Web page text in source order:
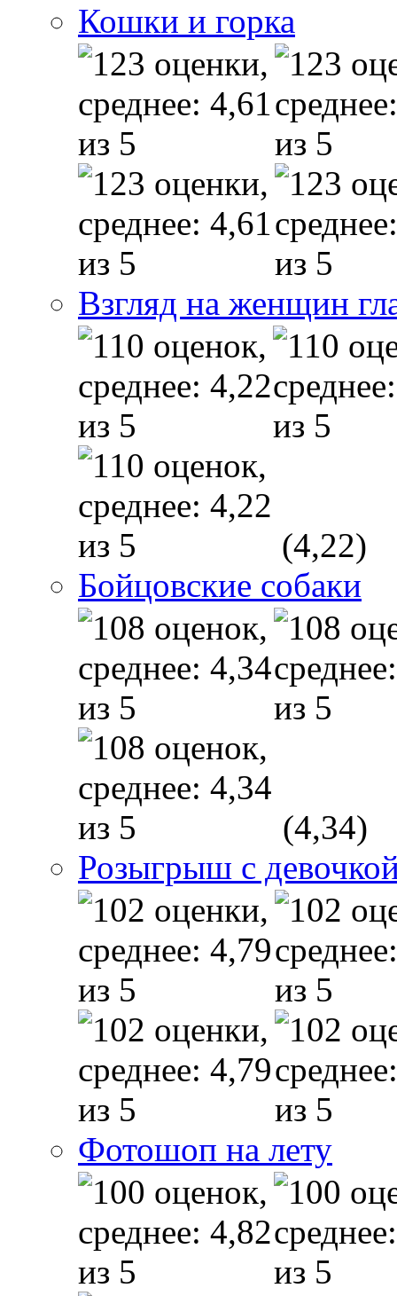
Кошки и горка
Взгляд на женщин
(4,22)
Бойцовские собаки
(4,34)
Розыгрыш с
Фотошоп на лету